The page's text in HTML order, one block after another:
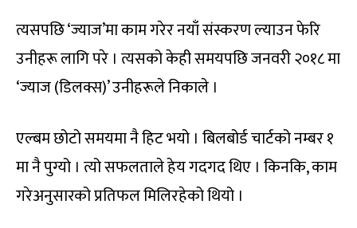
त्यसपछि ‘ज्याज’मा काम गरेर नयाँ संस्करण ल्याउन फेरि
उनीहरू लागि परे । त्यसको केही समयपछि जनवरी २०१८ मा
‘ज्याज (डिलक्स)’ उनीहरूले निकाले ।
एल्बम छोटो समयमा नै हिट भयो । बिलबोर्ड चार्टको नम्बर १
मा नै पुग्यो । त्यो सफलताले हेय गदगद थिए । किनकि, काम
गरेअनुसारको प्रतिफल मिलिरहेको थियो ।